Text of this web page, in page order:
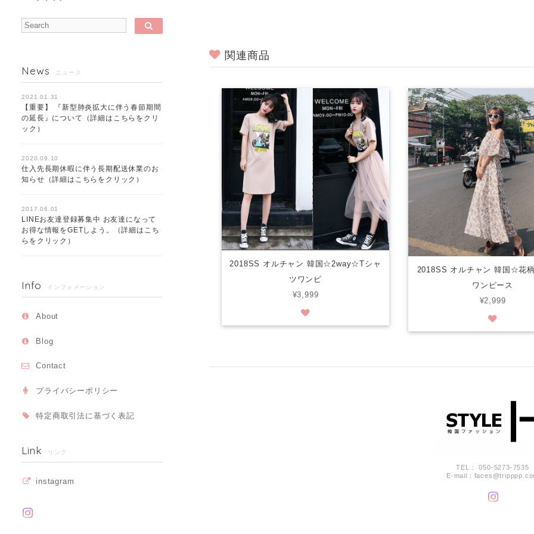
News ニュース
2021.01.31
【重要】 『新型肺炎拡大に伴う春節期間
の延長』について（詳細はこちらをクリ
ック）
2020.09.10
仕入先長期休暇に伴う長期配送休業のお
知らせ（詳細はこちらをクリック）
2017.06.01
LINEお友達登録募集中 お友達になって
お得な情報をGETしよう。（詳細はこち
らをクリック）
Info インフォメーション
About
Blog
Contact
プライバシーポリシー
特定商取引法に基づく表記
Link リンク
instagram
関連商品
2018SS オルチャン 韓国☆2way☆Tシャ
ツワンピ
¥3,999
2018SS オルチャン 韓国☆花
ワンピース
¥2,999
TEL： 050-5273-7535
E-mail：